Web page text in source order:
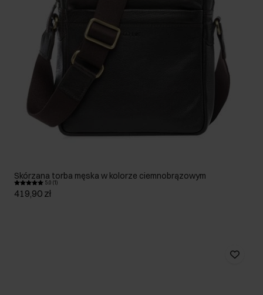
Skórzana torba męska w kolorze ciemnobrązowym
5.0 (1)
419,90 zł